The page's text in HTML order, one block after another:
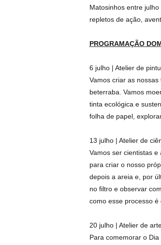
Matosinhos entre
repletos de ação,
PROGRAMAÇÃO
6 julho | Atelier de
Vamos criar as
beterraba. Vamos
tinta ecológica e
folha de papel,
13 julho | Atelier de
Vamos ser cientistas
para criar o nosso
depois a areia e, por
no filtro e observar
como esse processo
20 julho | Atelier de
Para comemorar o